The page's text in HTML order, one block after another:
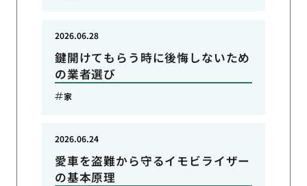
鍵開けてもらう時に後悔しないため
の業者選び
2026.06.28
家
愛車を盗難から守るイモビライザー
の基本原理
2026.06.24